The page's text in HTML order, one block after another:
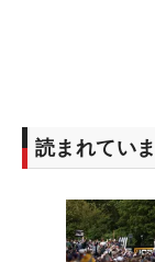
読まれてい